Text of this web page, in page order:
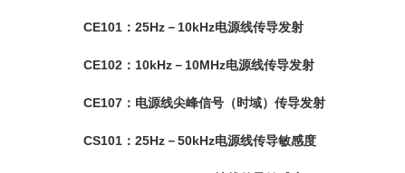
CE101：25Hz－10kHz电源线传导发射
CE102：10kHz－10MHz电源线传导发射
CE107：电源线尖峰信号（时域）传导发射
CS101：25Hz－50kHz电源线传导敏感度